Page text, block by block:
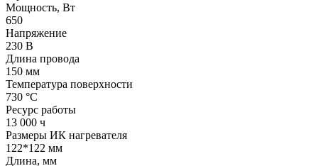
Мощность, Вт
650
Напряжение
230 В
Длина провода
150 мм
Температура поверхности
730 °С
Ресурс работы
13 000 ч
Размеры ИК нагревателя
122*122 мм
Длина, мм